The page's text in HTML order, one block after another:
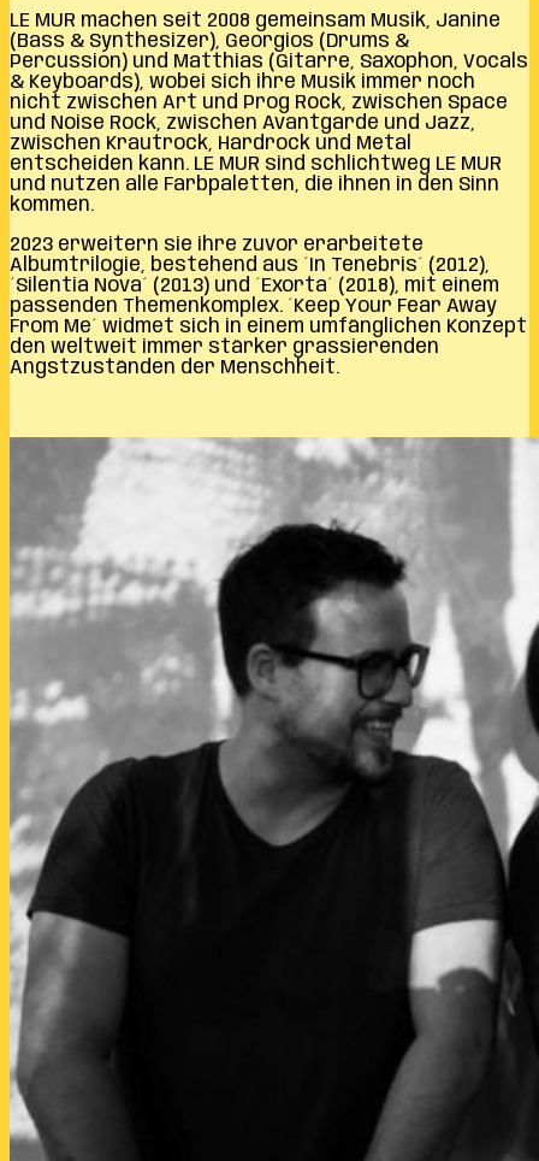
LE MUR machen seit 2008 gemeinsam Musik, Janine
(Bass & Synthesizer), Georgios (Drums &
Percussion) und Matthias (Gitarre, Saxophon, Vocals
& Keyboards), wobei sich ihre Musik immer noch
nicht zwischen Art und Prog Rock, zwischen Space
und Noise Rock, zwischen Avantgarde und Jazz,
zwischen Krautrock, Hardrock und Metal
entscheiden kann. LE MUR sind schlichtweg LE MUR
und nutzen alle Farbpaletten, die ihnen in den Sinn
kommen.
2023 erweitern sie ihre zuvor erarbeitete
Albumtrilogie, bestehend aus ´In Tenebris´ (2012),
´Silentia Nova´ (2013) und ´Exorta´ (2018), mit einem
passenden Themenkomplex. ´Keep Your Fear Away
From Me´ widmet sich in einem umfänglichen Konzept
den weltweit immer stärker grassierenden
Angstzuständen der Menschheit.